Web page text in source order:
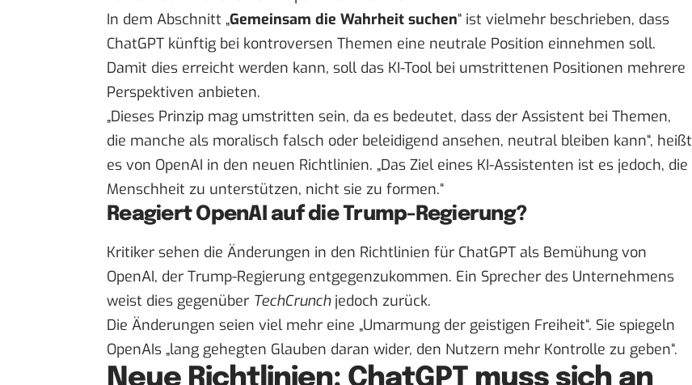
In dem Abschnitt „Gemeinsam die Wahrheit suchen“ ist vielmehr beschrieben, dass
ChatGPT künftig bei kontroversen Themen eine neutrale Position einnehmen soll.
Damit dies erreicht werden kann, soll das KI-Tool bei umstrittenen Positionen mehrere
Perspektiven anbieten.
„Dieses Prinzip mag umstritten sein, da es bedeutet, dass der Assistent bei Themen,
die manche als moralisch falsch oder beleidigend ansehen, neutral bleiben kann“, heißt
es von OpenAI in den neuen Richtlinien. „Das Ziel eines KI-Assistenten ist es jedoch, die
Menschheit zu unterstützen, nicht sie zu formen.“
Reagiert OpenAI auf die Trump-Regierung?
Kritiker sehen die Änderungen in den Richtlinien für ChatGPT als Bemühung von
OpenAI, der Trump-Regierung entgegenzukommen. Ein Sprecher des Unternehmens
weist dies gegenüber TechCrunchjedoch zurück.
Die Änderungen seien viel mehr eine „Umarmung der geistigen Freiheit“. Sie spiegeln
OpenAIs „lang gehegten Glauben daran wider, den Nutzern mehr Kontrolle zu geben“.
Neue Richtlinien: ChatGPT muss sich an